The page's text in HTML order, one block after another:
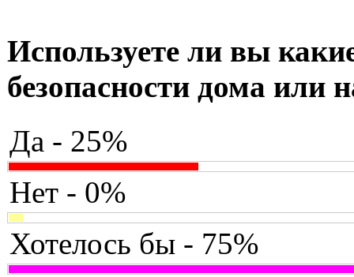
Используете ли вы
безопасности дома или
Да - 25%
Нет - 0%
Хотелось бы - 75%